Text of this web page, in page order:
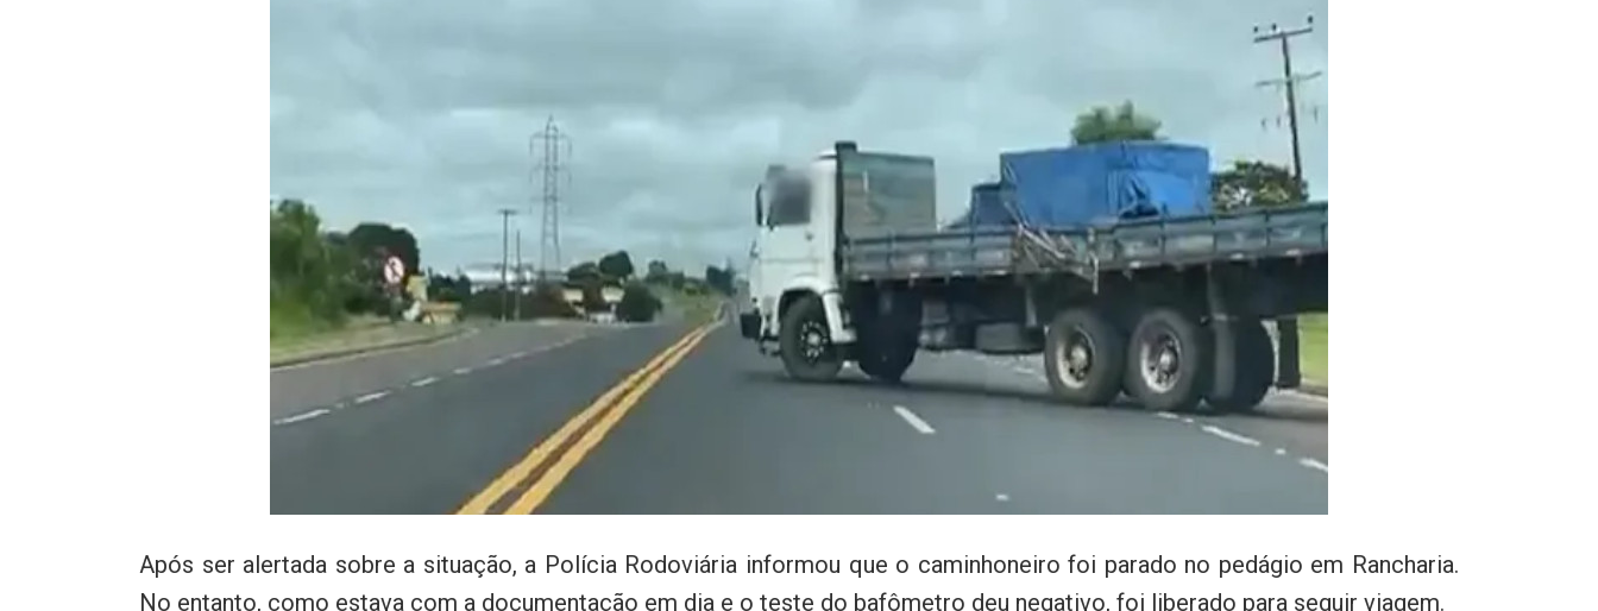
Após ser alertada sobre a situação, a Polícia Rodoviária informou que o caminhoneiro foi parado no pedágio em Rancharia.
No entanto, como estava com a documentação em dia e o teste do bafômetro deu negativo, foi liberado para seguir viagem.